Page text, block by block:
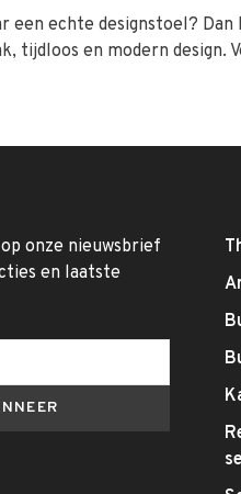
een echte designstoel?
tijdloos en modern design.
onze nieuwsbrief
en laatste